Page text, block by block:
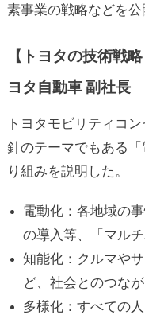
素事業の戦略などを公
【トヨタの技術戦略
ヨタ自動車 副社長
トヨタモビリティコ
針のテーマでもある
り組みを説明した。
電動化：各地域の
の導入等、「マル
知能化：クルマや
ど、社会とのつな
多様化：すべての